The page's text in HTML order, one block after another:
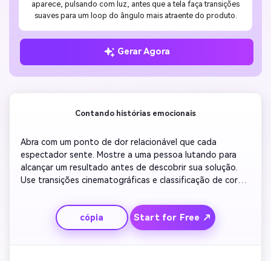
aparece, pulsando com luz, antes que a tela faça transições
suaves para um loop do ângulo mais atraente do produto.
Gerar Agora
Contando histórias emocionais
Abra com um ponto de dor relacionável que cada
espectador sente. Mostre a uma pessoa lutando para
alcançar um resultado antes de descobrir sua solução.
Use transições cinematográficas e classificação de cores
de texto e música otimista à medida que a
transformação se desenrola. Terminar com um slogan
ousado e logo revelar, estabelecendo autoridade e
confiança em sua marca.
cópia Start for Free ↗